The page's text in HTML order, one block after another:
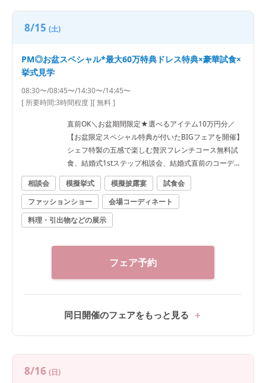
8/15 (土)
PM◎お盆スペシャル*最大60万特典ドレス特典×豪華試食×
挙式見学
08:30〜/08:45〜/14:30〜/14:45〜
[ 所要時間:3時間程度][ 無料 ]
直前OK＼お盆期間限定★選べるアイテム10万円分／
【お盆限定スペシャル特典が付いたBIGフェアを開催】
シェフ特製の五感で楽しむ贅沢フレンチコース無料試
食、結婚式1stステップ相談会、結婚式直前のコーディ
ネートが付いたトータルフェア♪ ■料理口コミ高評価！
贅沢2万円相当のフレンチを無料試食 「パリ金賞スペシ
ャリテ」「甘鯛の鱗焼き」「とろける黒毛和牛フィレ
肉のポワレ」「パティシエ特製スイーツ」など豪華メ
ニューでおもてなしの味を試そう。 ◇1件目見学がお
異人館 旧ハンター邸」のご紹介も同時でさせて頂きま
す。事前にお伝えください。
相談会 模擬挙式 模擬披露宴
試食会
ファッションショー
会場コーディネート
料理・引出物などの展示
フェア予約
同日開催のフェアをもっと見る
8/16 (日)